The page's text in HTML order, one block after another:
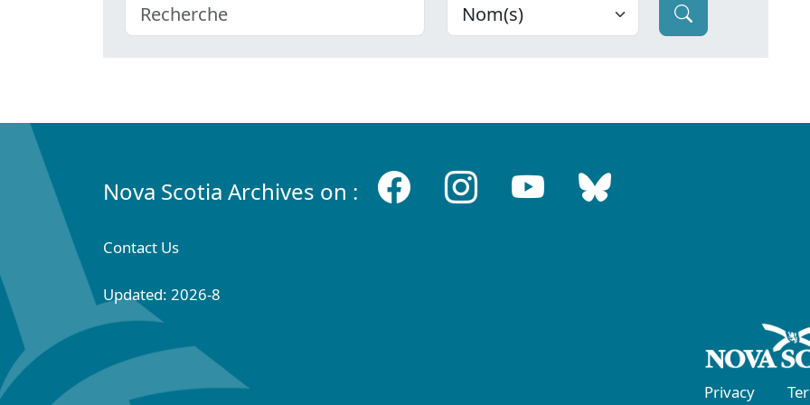
Nova Scotia Archives on :
Contact Us
Updated: 2026-8
Privacy